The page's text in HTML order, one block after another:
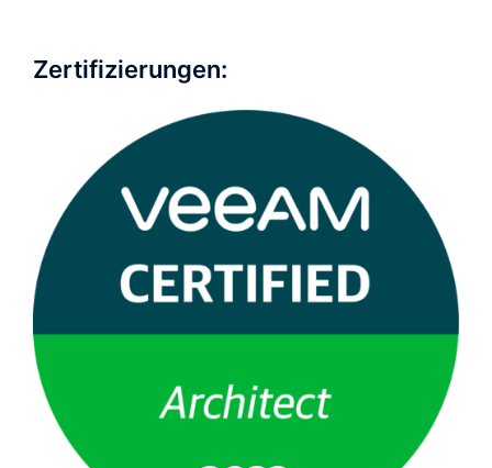
Zertifizierungen: